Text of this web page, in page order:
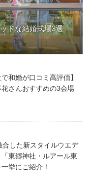
ドな結婚式場3選
で和婚が口コミ高評価】
花さんおすすめの3会場
合した新スタイルウエデ
「東郷神社・ルアール東
挙にご紹介！